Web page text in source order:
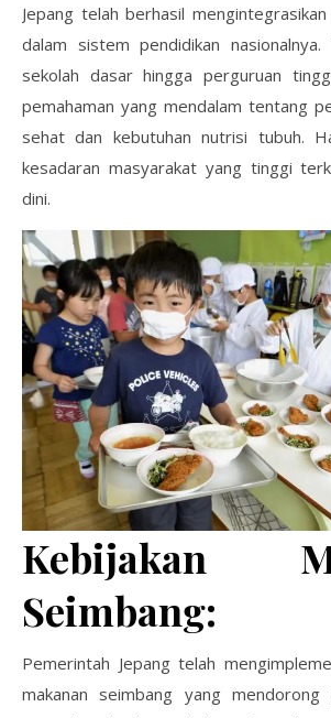
Jepang telah berhasil
dalam sistem pendidikan
sekolah dasar hingga perguruan
pemahaman yang mendalam tentang
sehat dan kebutuhan nutrisi tubuh.
kesadaran masyarakat yang tinggi
dini.
Kebijakan
Seimbang:
Pemerintah Jepang telah
makanan seimbang yang